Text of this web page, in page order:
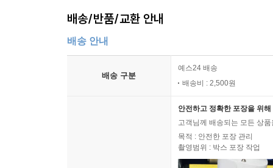
배송/반품/교환 안내
배송 안내
배송 구분
예스24 배송
배송비 : 2,500원
안전하고 정확한 포장을 위
고객님께 배송되는 모든 상
목적 : 안전한 포장 관리
촬영범위 : 박스 포장 작업